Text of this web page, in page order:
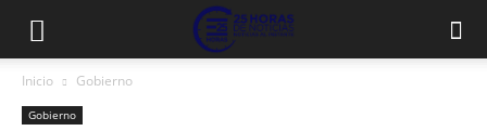
Inicio Gobierno
Gobierno